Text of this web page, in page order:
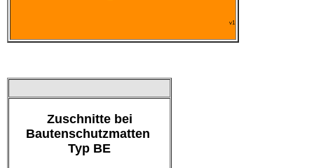
v1
Zuschnitte bei
Bautenschutzmatten
Typ BE